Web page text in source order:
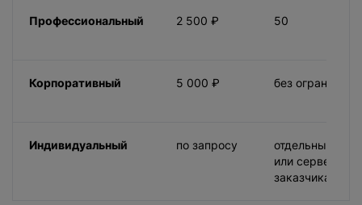
Профессиональный 2 500 ₽ 50
Корпоративный 5 000 ₽ без
Индивидуальный по запросу
отдельный
или сервер
заказчика